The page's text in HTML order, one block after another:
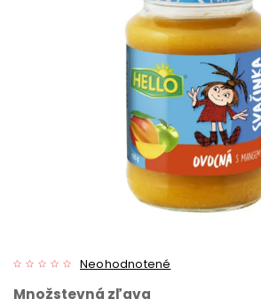
Neohodnotené
Množstevná zľava